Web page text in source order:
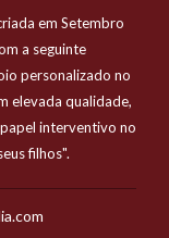
em Setembro
a seguinte
personalizado no
elevada qualidade,
interventivo no
filhos".